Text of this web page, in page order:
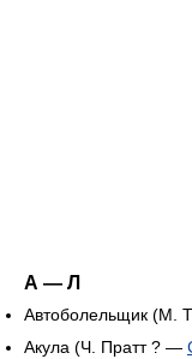
А — Л
Автоболельщик (М.
Акула (Ч. Пратт ? —